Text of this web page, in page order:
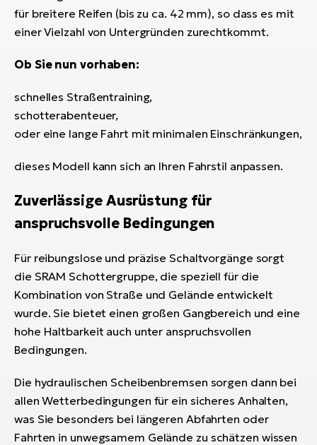
für breitere Reifen (bis zu ca. 42 mm), so dass es mit
einer Vielzahl von Untergründen zurechtkommt.
Ob Sie nun vorhaben:
schnelles Straßentraining,
schotterabenteuer,
oder eine lange Fahrt mit minimalen Einschränkungen,
dieses Modell kann sich an Ihren Fahrstil anpassen.
Zuverlässige Ausrüstung für
anspruchsvolle Bedingungen
Für reibungslose und präzise Schaltvorgänge sorgt
die SRAM Schottergruppe, die speziell für die
Kombination von Straße und Gelände entwickelt
wurde. Sie bietet einen großen Gangbereich und eine
hohe Haltbarkeit auch unter anspruchsvollen
Bedingungen.
Die hydraulischen Scheibenbremsen sorgen dann bei
allen Wetterbedingungen für ein sicheres Anhalten,
was Sie besonders bei längeren Abfahrten oder
Fahrten in unwegsamem Gelände zu schätzen wissen